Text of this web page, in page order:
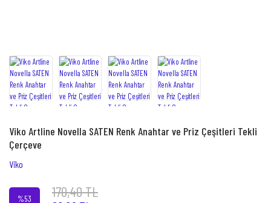
Viko Artline Novella SATEN Renk Anahtar ve Priz Çeşitleri Tekli
Çerçeve
Viko
%53 170,40 TL